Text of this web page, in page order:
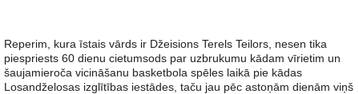
Reperim, kura īstais vārds ir Džeisions Terels Teilors, nesen tika
piespriests 60 dienu cietumsods par uzbrukumu kādam vīrietim un
šaujamieroča vicināšanu basketbola spēles laikā pie kādas
Losandželosas izglītības iestādes, taču jau pēc astoņām dienām viņš